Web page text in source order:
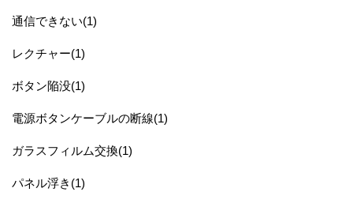
通信できない(1)
レクチャー(1)
ボタン陥没(1)
電源ボタンケーブルの断線(1)
ガラスフィルム交換(1)
パネル浮き(1)